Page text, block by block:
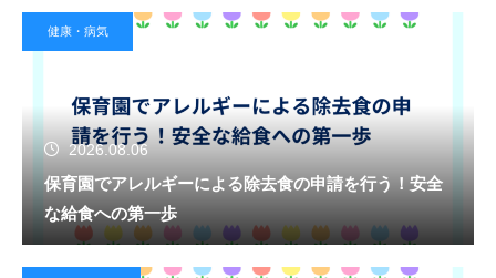
健康・病気
2026.08.06
保育園でアレルギーによる除去食の申請を行う！安全
な給食への第一歩